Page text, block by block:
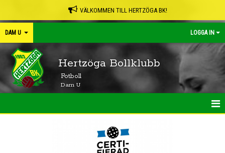
VÄLKOMMEN TILL HERTZÖGA BK!
DAM U LOGGA IN
Hertzöga Bollklubb
Fotboll
Dam U